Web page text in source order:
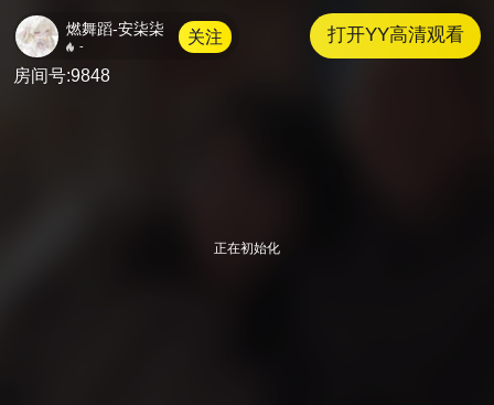
燃舞蹈-安柒柒
- 关注
9848
打开YY高清观看